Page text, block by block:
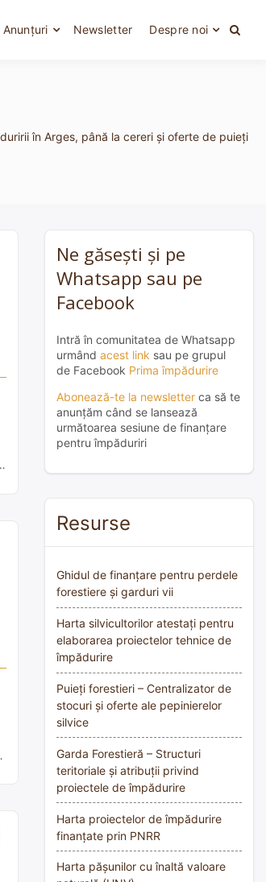
Anunțuri Newsletter Despre noi
în Arges, până la cereri și oferte de puieți
Ne găsești și pe
Whatsapp sau pe
Facebook
Intră în comunitatea de Whatsapp
urmând acest link sau pe grupul
de Facebook Prima împădurire
Abonează-te la newsletter ca să te
anunțăm când se lansează
următoarea sesiune de finanțare
pentru împăduriri
Resurse
Ghidul de finanțare pentru perdele
forestiere și garduri vii
Harta silvicultorilor atestați pentru
elaborarea proiectelor tehnice de
împădurire
Puieți forestieri – Centralizator de
stocuri și oferte ale pepinierelor
silvice
Garda Forestieră – Structuri
teritoriale și atribuții privind
proiectele de împădurire
Harta proiectelor de împădurire
finanțate prin PNRR
Harta pășunilor cu înaltă valoare